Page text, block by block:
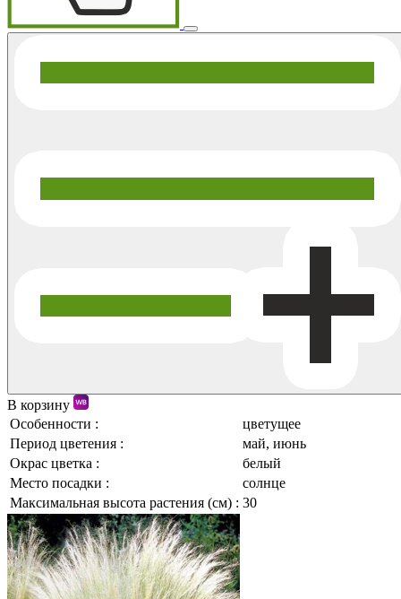
В корзину
Особенности :
цветущее
Период цветения :
май, июнь
Окрас цветка :
белый
Место посадки :
солнце
Максимальная высота растения (см) : 30